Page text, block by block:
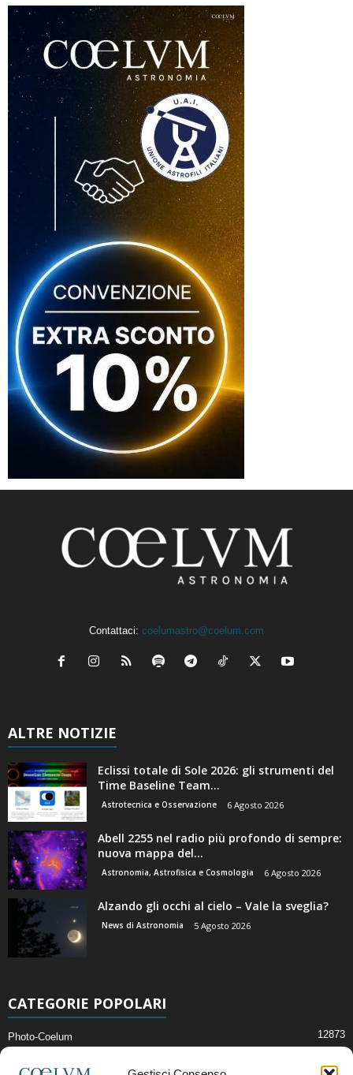
Contattaci: coelumastro@coelum.com
ALTRE NOTIZIE
Eclissi totale di Sole 2026: gli strumenti del
Time Baseline Team...
Astrotecnica e Osservazione 6 Agosto 2026
Abell 2255 nel radio più profondo di sempre:
nuova mappa del...
Astronomia, Astrofisica e Cosmologia 6 Agosto 2026
Alzando gli occhi al cielo – Vale la sveglia?
News di Astronomia 5 Agosto 2026
CATEGORIE POPOLARI
Photo-Coelum 12873